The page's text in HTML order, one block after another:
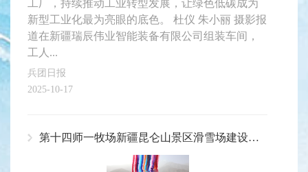
工厂，持续推动工业转型发展，让绿色低碳成为
新型工业化最为亮眼的底色。 杜仪 朱小丽 摄影报
道在新疆瑞辰伟业智能装备有限公司组装车间，
工人...
兵团日报
2025-10-17
第十四师一牧场新疆昆仑山景区滑雪场建设项目集中开工仪式圆满完成